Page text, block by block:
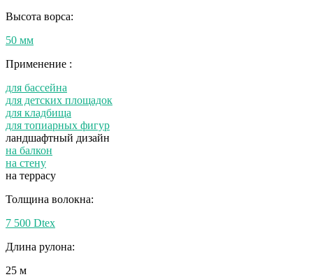
Высота ворса:
50 мм
Применение :
для бассейна
для детских площадок
для кладбища
для топиарных фигур
ландшафтный дизайн
на балкон
на стену
на террасу
Толщина волокна:
7 500 Dtex
Длина рулона:
25 м